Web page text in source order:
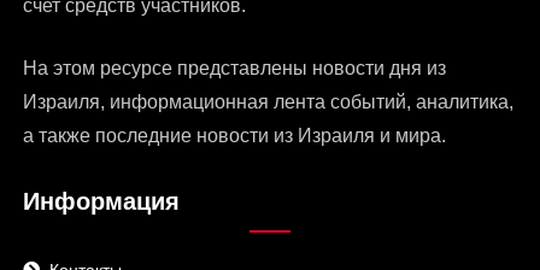
счет средств участников.
На этом ресурсе представлены новости дня из
Израиля, информационная лента событий, аналитика,
а также последние новости из Израиля и мира.
Информация